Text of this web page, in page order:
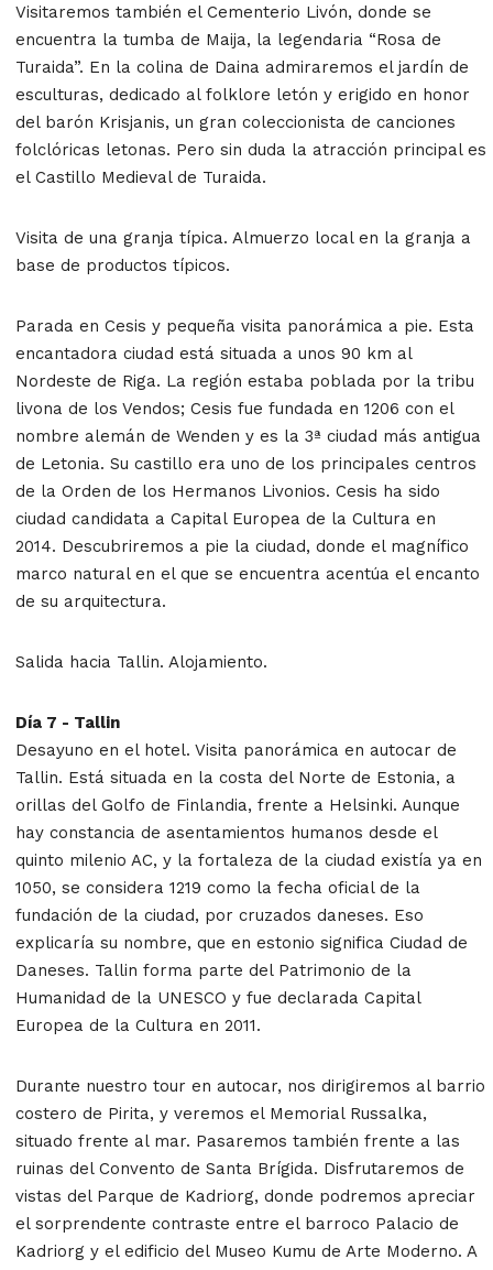
Visitaremos también el Cementerio Livón, donde se
encuentra la tumba de Maija, la legendaria “Rosa de
Turaida”. En la colina de Daina admiraremos el jardín de
esculturas, dedicado al folklore letón y erigido en honor
del barón Krisjanis, un gran coleccionista de canciones
folclóricas letonas. Pero sin duda la atracción principal es
el Castillo Medieval de Turaida.
Visita de una granja típica. Almuerzo local en la granja a
base de productos típicos.
Parada en Cesis y pequeña visita panorámica a pie. Esta
encantadora ciudad está situada a unos 90 km al
Nordeste de Riga. La región estaba poblada por la tribu
livona de los Vendos; Cesis fue fundada en 1206 con el
nombre alemán de Wenden y es la 3ª ciudad más antigua
de Letonia. Su castillo era uno de los principales centros
de la Orden de los Hermanos Livonios. Cesis ha sido
ciudad candidata a Capital Europea de la Cultura en
2014. Descubriremos a pie la ciudad, donde el magnífico
marco natural en el que se encuentra acentúa el encanto
de su arquitectura.
Salida hacia Tallin. Alojamiento.
Día 7 - Tallin
Desayuno en el hotel. Visita panorámica en autocar de
Tallin. Está situada en la costa del Norte de Estonia, a
orillas del Golfo de Finlandia, frente a Helsinki. Aunque
hay constancia de asentamientos humanos desde el
quinto milenio AC, y la fortaleza de la ciudad existía ya en
1050, se considera 1219 como la fecha oficial de la
fundación de la ciudad, por cruzados daneses. Eso
explicaría su nombre, que en estonio significa Ciudad de
Daneses. Tallin forma parte del Patrimonio de la
Humanidad de la UNESCO y fue declarada Capital
Europea de la Cultura en 2011.
Durante nuestro tour en autocar, nos dirigiremos al barrio
costero de Pirita, y veremos el Memorial Russalka,
situado frente al mar. Pasaremos también frente a las
ruinas del Convento de Santa Brígida. Disfrutaremos de
vistas del Parque de Kadriorg, donde podremos apreciar
el sorprendente contraste entre el barroco Palacio de
Kadriorg y el edificio del Museo Kumu de Arte Moderno. A